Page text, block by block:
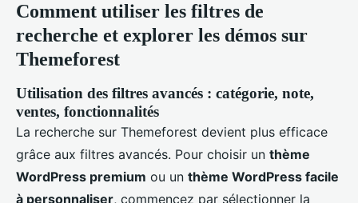
Comment utiliser les filtres de
recherche et explorer les démos sur
Themeforest
Utilisation des filtres avancés : catégorie, note,
ventes, fonctionnalités
La recherche sur Themeforest devient plus efficace
grâce aux filtres avancés. Pour choisir un thème
WordPress premium ou un thème WordPress facile
à personnaliser, commencez par sélectionner la